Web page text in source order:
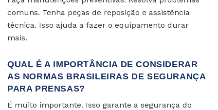
comuns. Tenha peças de reposição e assistência
técnica. Isso ajuda a fazer o equipamento durar
mais.
QUAL É A IMPORTÂNCIA DE CONSIDERAR
AS NORMAS BRASILEIRAS DE SEGURANÇA
PARA PRENSAS?
É muito importante. Isso garante a segurança do